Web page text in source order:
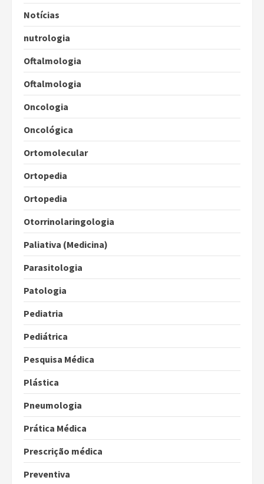
Notícias
nutrologia
Oftalmologia
Oftalmologia
Oncologia
Oncológica
Ortomolecular
Ortopedia
Ortopedia
Otorrinolaringologia
Paliativa (Medicina)
Parasitologia
Patologia
Pediatria
Pediátrica
Pesquisa Médica
Plástica
Pneumologia
Prática Médica
Prescrição médica
Preventiva